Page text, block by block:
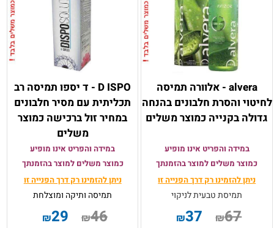
alvera - אלוורה תמיסה
לחיטוי והסרת חלבונים בהנחה
גדולה בקנייה כמוצר משלים
במידה והפריט אינו מופיע
כמוצר משלים למוצר בהזמנתך
ניתן להזמינו רק דרך הפנייה זו
תמיסת טבעית לניקוי
₪67
₪37
D ISPO - ד יספו תמיסה רב
תכליתית עם מסיר חלבונים
במחיר זול ברכישה כמוצר
משלים
במידה והפריט אינו מופיע
כמוצר משלים למוצר בהזמנתך
ניתן להזמינו רק דרך הפנייה זו
תמיסה ותיקה ומוצלחת
₪46
₪29